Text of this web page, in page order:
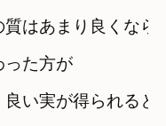
はあまり良くなら
った方が
い実が得られると